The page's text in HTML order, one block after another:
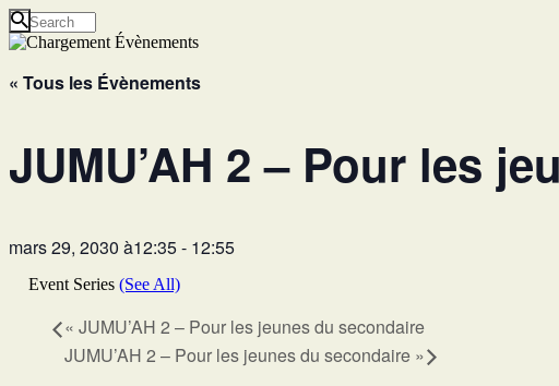
« Tous les Évènements
JUMU’AH 2 – Pour les
mars 29, 2030 à12:35- 12:55
Event Series (See All)
« JUMU’AH 2 – Pour les jeunes du secondaire
JUMU’AH 2 – Pour les jeunes du secondaire »